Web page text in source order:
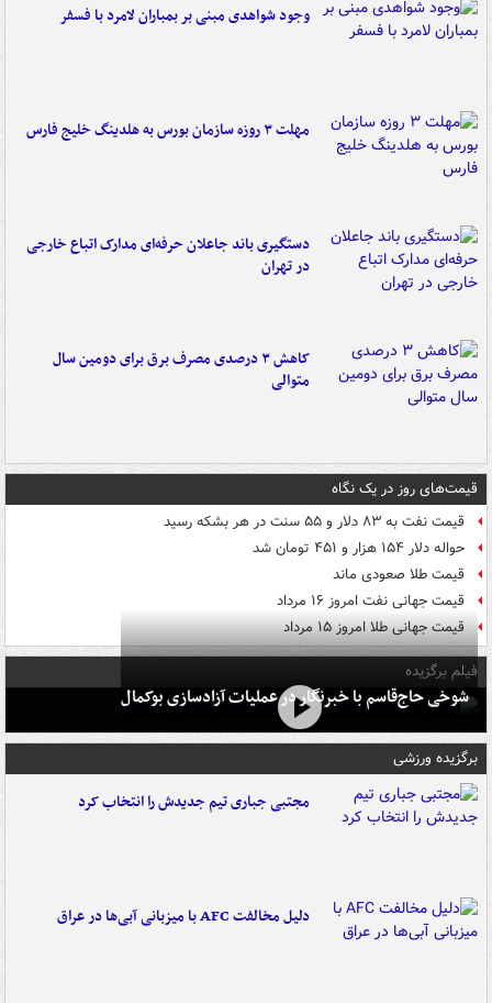
وجود شواهدی مبنی بر بمباران لامرد با فسفر
مهلت ۳ روزه سازمان بورس به هلدینگ خلیج فارس
دستگیری باند جاعلان حرفه‌ای مدارک اتباع خارجی
در تهران
کاهش ۳ درصدی مصرف برق برای دومین سال
متوالی
قیمت‌های روز در یک نگاه
قیمت نفت به ۸۳ دلار و ۵۵ سنت در هر بشکه رسید
حواله دلار ۱۵۴ هزار و ۴۵۱ تومان شد
قیمت طلا صعودی ماند
قیمت جهانی نفت امروز ۱۶ مرداد
قیمت جهانی طلا امروز ۱۵ مرداد
فیلم برگزیده
شوخی حاج‌قاسم با خبرنگار در عملیات آزادسازی بوکمال
برگزیده ورزشی
مجتبی جباری تیم جدیدش را انتخاب کرد
دلیل مخالفت AFC با میزبانی آبی‌ها در عراق